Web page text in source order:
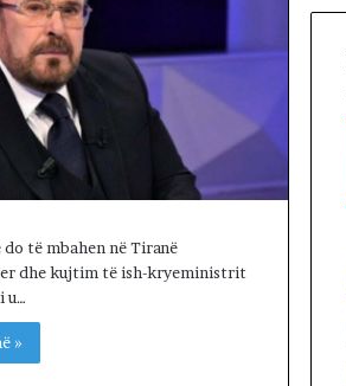
të mbahen në Tiranë
dhe kujtim të ish-kryeministrit
u…
»